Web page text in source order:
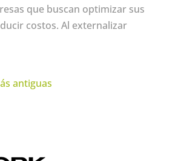
que buscan optimizar sus
costos. Al externalizar
antiguas